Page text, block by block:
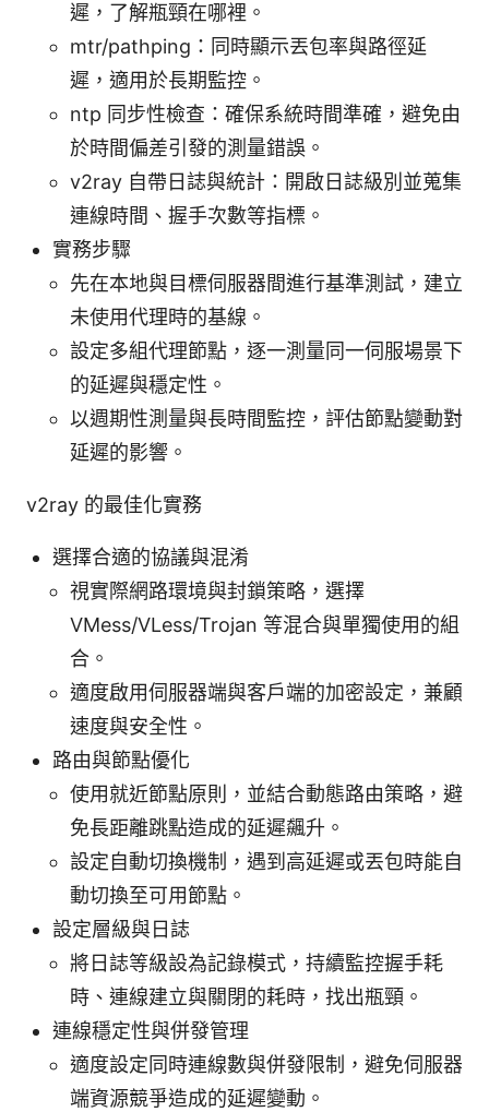
遲，了解瓶頸在哪裡。
mtr/pathping：同時顯示丟包率與路徑延
遲，適用於長期監控。
ntp 同步性檢查：確保系統時間準確，避免由
於時間偏差引發的測量錯誤。
v2ray 自帶日誌與統計：開啟日誌級別並蒐集
連線時間、握手次數等指標。
實務步驟
先在本地與目標伺服器間進行基準測試，建立
未使用代理時的基線。
設定多組代理節點，逐一測量同一伺服場景下
的延遲與穩定性。
以週期性測量與長時間監控，評估節點變動對
延遲的影響。
v2ray 的最佳化實務
選擇合適的協議與混淆
視實際網路環境與封鎖策略，選擇
VMess/VLess/Trojan 等混合與單獨使用的組
合。
適度啟用伺服器端與客戶端的加密設定，兼顧
速度與安全性。
路由與節點優化
使用就近節點原則，並結合動態路由策略，避
免長距離跳點造成的延遲飆升。
設定自動切換機制，遇到高延遲或丟包時能自
動切換至可用節點。
設定層級與日誌
將日誌等級設為記錄模式，持續監控握手耗
時、連線建立與關閉的耗時，找出瓶頸。
連線穩定性與併發管理
適度設定同時連線數與併發限制，避免伺服器
端資源競爭造成的延遲變動。